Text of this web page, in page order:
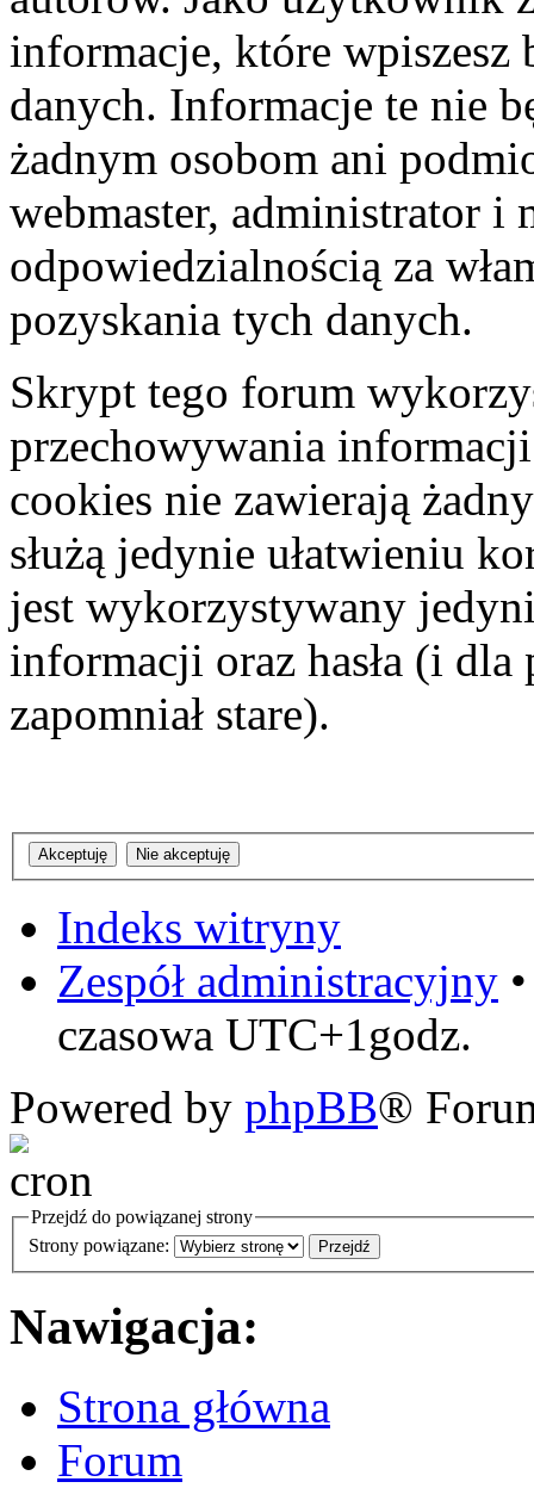
informacje, które wpiszesz
danych. Informacje te nie
żadnym osobom ani
webmaster, administrator i
odpowiedzialnością za
pozyskania tych danych.
Skrypt tego forum
przechowywania
cookies nie zawierają
służą jedynie ułatwieniu
jest wykorzystywany
informacji oraz hasła (i dla
zapomniał stare).
Indeks witryny
Zespół administracyjny
czasowa UTC+1godz.
Powered by phpBB®
Przejdź do powiązanej strony
Strony powiązane:
Nawigacja:
Strona główna
Forum